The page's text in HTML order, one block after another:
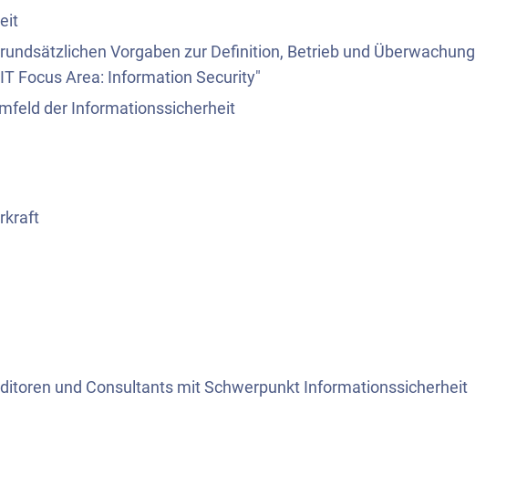
Vorgaben zur Definition, Betrieb und Überwachung
Focus Area: Information Security"
der Informationssicherheit
und Consultants mit Schwerpunkt Informationssicherheit